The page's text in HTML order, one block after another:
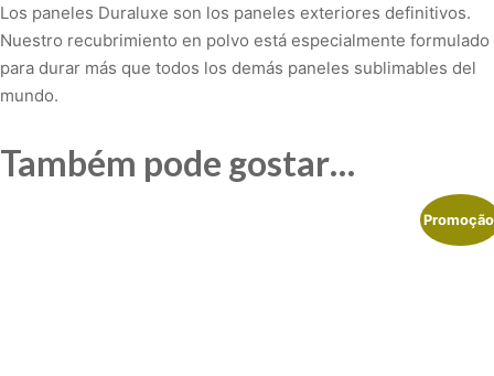
Los paneles Duraluxe son los paneles exteriores definitivos.
Nuestro recubrimiento en polvo está especialmente formulado
para durar más que todos los demás paneles sublimables del
mundo.
Também pode gostar…